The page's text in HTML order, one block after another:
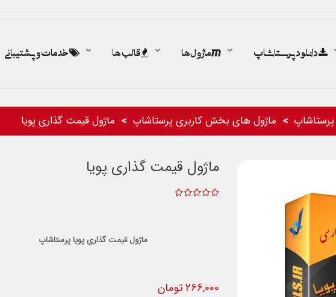
دانلود پرستاشاپ ماژول ها قالب ها خدمات و پشتیبانی
ماژول های بخش کاربری پرستاشاپ ماژول قیمت گذاری پویا
ماژول قیمت گذاری پویا
ماژول قیمت گذاری پویا پرستاشاپ
266,000 تومان